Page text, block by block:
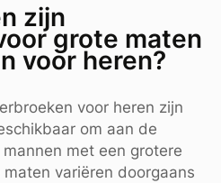
zijn
grote maten
voor heren?
voor heren zijn
om aan de
met een grotere
variëren doorgaans